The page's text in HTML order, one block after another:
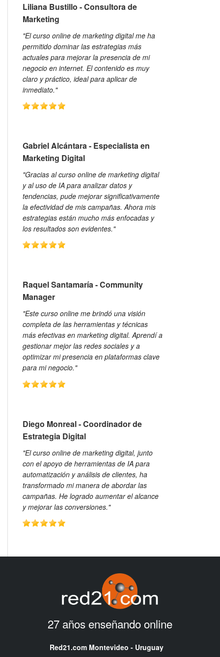
Liliana Bustillo - Consultora de
Marketing
"El curso online de marketing digital me ha
permitido dominar las estrategias más
actuales para mejorar la presencia de mi
negocio en internet. El contenido es muy
claro y práctico, ideal para aplicar de
inmediato."
Gabriel Alcántara - Especialista en
Marketing Digital
"Gracias al curso online de marketing digital
y al uso de IA para analizar datos y
tendencias, pude mejorar significativamente
la efectividad de mis campañas. Ahora mis
estrategias están mucho más enfocadas y
los resultados son evidentes."
Raquel Santamaría - Community
Manager
"Este curso online me brindó una visión
completa de las herramientas y técnicas
más efectivas en marketing digital. Aprendí a
gestionar mejor las redes sociales y a
optimizar mi presencia en plataformas clave
para mi negocio."
Diego Monreal - Coordinador de
Estrategia Digital
"El curso online de marketing digital, junto
con el apoyo de herramientas de IA para
automatización y análisis de clientes, ha
transformado mi manera de abordar las
campañas. He logrado aumentar el alcance
y mejorar las conversiones."
27 años enseñando online
Red21.com Montevideo - Uruguay